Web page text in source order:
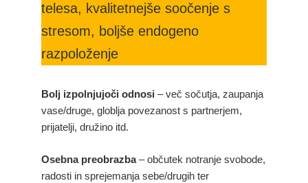
telesa, kvalitetnejše soočenje s
stresom, boljše endogeno
razpoloženje
Bolj izpolnjujoči odnosi – več sočutja, zaupanja
vase/druge, globlja povezanost s partnerjem,
prijatelji, družino itd.
Osebna preobrazba– občutek notranje svobode,
radosti in sprejemanja sebe/drugih ter